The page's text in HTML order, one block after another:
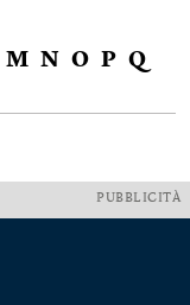
M N O P Q
PUBBLICITÀ